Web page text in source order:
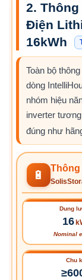
2.
Điện
16kWh
Toàn bộ
dòng
nhóm hiệu
inverter
đúng như
🔋
Thông
Dung
16
Nominal
Chu